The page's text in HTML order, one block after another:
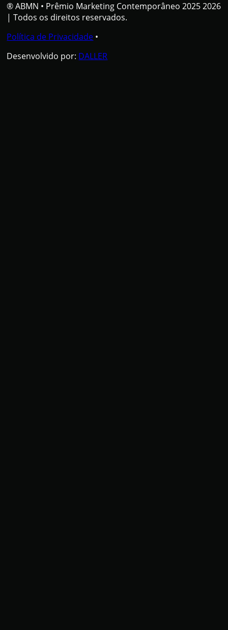
® ABMN • Prêmio Marketing Contemporâneo 2025 2026
| Todos os direitos reservados.
Política de Privacidade •
Desenvolvido por: DALLER